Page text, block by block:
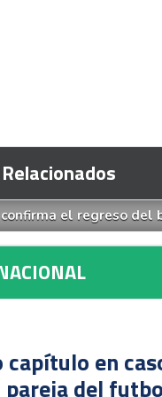
Joseph Joseph dio una
el regreso del
capítulo en
pareja del